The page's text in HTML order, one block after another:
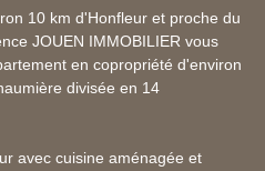
10 km d'Honfleur et proche du
JOUEN IMMOBILIER vous
en copropriété d'environ
divisée en 14
avec cuisine aménagée et